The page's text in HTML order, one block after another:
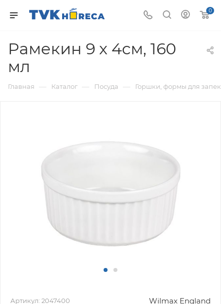
0
Рамекин 9 х 4см, 160
мл
Главная — Каталог — Посуда — Горшки, формы для
Артикул: 2047400 Wilmax England